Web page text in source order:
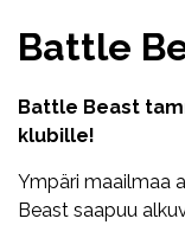
Battle
Battle Beast
klubille!
Ympäri maailmaa
Beast saapuu